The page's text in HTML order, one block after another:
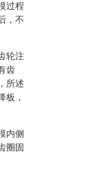
过程
，不
轮注
齿
所述
板，
内侧
圈固